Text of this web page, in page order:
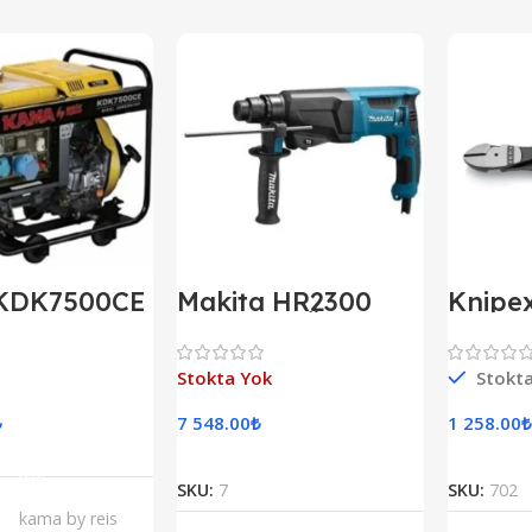
kama by reis
Makita HR2300
Elektropnömatik
Delici
Stokta Yok
7 548.00₺
SKU: 7
Ağır
Stokta
1 258.00₺
SKU: 702